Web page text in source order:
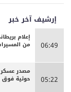
إرشيف آخر خبر
06:49
إعلام
من
05:22
مصدر
حوثية